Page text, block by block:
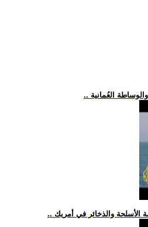
العُمانية
الأسلحة والذخائر في أمريك